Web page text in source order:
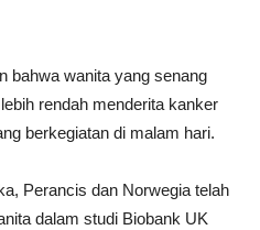
bahwa wanita yang senang
rendah menderita kanker
berkegiatan di malam hari.
Perancis dan Norwegia telah
dalam studi Biobank UK